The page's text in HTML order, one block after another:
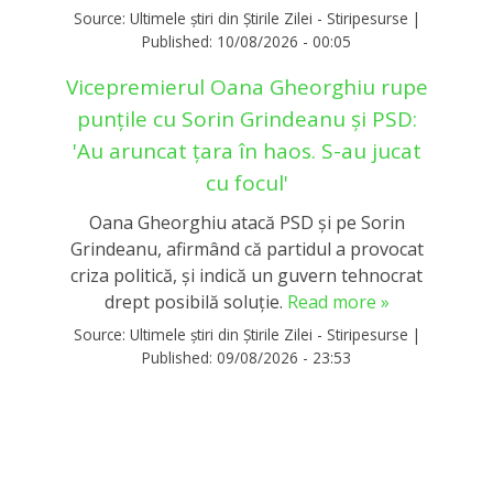
Source: Ultimele știri din Știrile Zilei - Stiripesurse |
Published: 10/08/2026 - 00:05
Vicepremierul Oana Gheorghiu rupe
punțile cu Sorin Grindeanu și PSD:
'Au aruncat țara în haos. S-au jucat
cu focul'
Oana Gheorghiu atacă PSD și pe Sorin
Grindeanu, afirmând că partidul a provocat
criza politică, și indică un guvern tehnocrat
drept posibilă soluție. Read more »
Source: Ultimele știri din Știrile Zilei - Stiripesurse |
Published: 09/08/2026 - 23:53